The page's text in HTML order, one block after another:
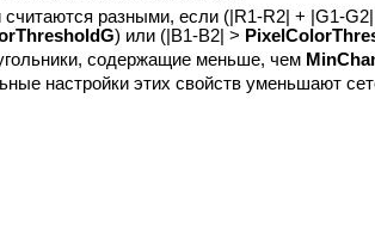
считаются разными, если (|R1-R2| + |G1-
) или (|B1-B2| >
содержащие меньше, чем
настройки этих свойств уменьшают